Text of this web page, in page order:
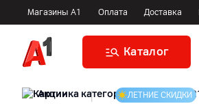
Магазины А1 Оплата Доставка
Каталог
Акции | ЛЕТНИЕ СКИДКИ